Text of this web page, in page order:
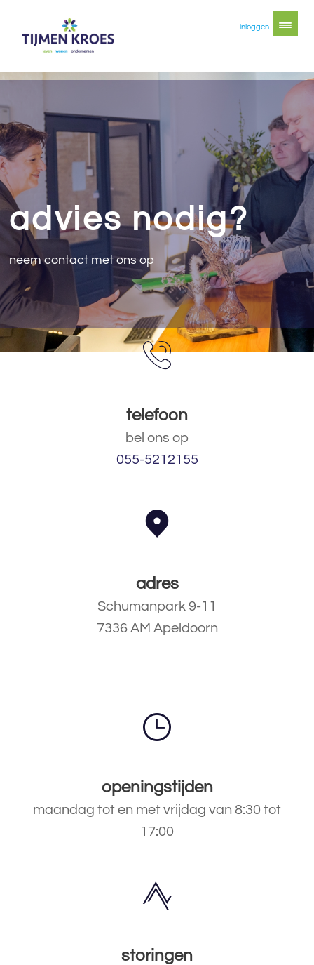
inloggen
advies nodig?
neem contact met ons op
telefoon
bel ons op
055-5212155
adres
Schumanpark 9-11
7336 AM Apeldoorn
openingstijden
maandag tot en met vrijdag van 8:30 tot
17:00
storingen